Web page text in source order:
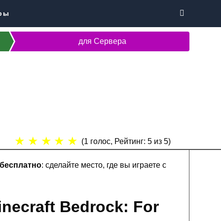
для Сервера
★ ★ ★ ★ ★ (1 голос, Рейтинг: 5из 5)
: сделайте место, где вы играете с
Bedrock: For